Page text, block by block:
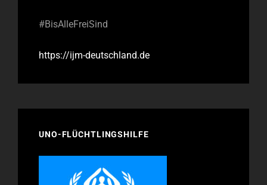
#BisAlleFreiSind
https://ijm-deutschland.de
UNO-FLÜCHTLINGSHILFE